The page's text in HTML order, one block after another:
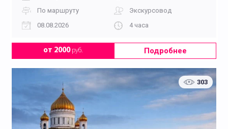
По маршруту
Экскурсовод
08.08.2026
4 часа
от 2000руб. Подробнее
303